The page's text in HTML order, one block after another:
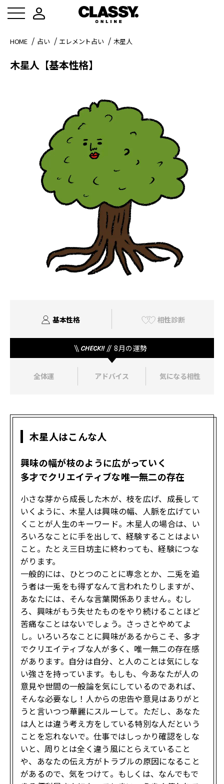
HOME 占い エレメント占い 木星人
木星人【基本性格】
基本性格 相性診断
8月の運勢
全体運 アドバイス 気になる相性
木星人はこんな人
興味の幅が枝のように広がっていく
多才でクリエイティブな唯一無二の存在
小さな芽から成長した木が、枝を広げ、成長して
いくように、木星人は興味の幅、人脈を広げてい
くことが人生のキーワード。木星人の場合は、い
ろいろなことに手を出して、経験することはよい
こと。たとえ三日坊主に終わっても、経験につな
がります。
一般的には、ひとつのことに専念とか、二兎を追
う者は一兎をも得ずなんて言われたりしますが、
あなたには、そんな言葉関係ありません。むし
ろ、興味がもう失せたものをやり続けることほど
苦痛なことはないでしょう。さっさとやめてよ
し。いろいろなことに興味があるからこそ、多才
でクリエイティブな人が多く、唯一無二の存在感
があります。自分は自分、と人のことは気にしな
い強さを持っています。もしも、今あなたが人の
意見や世間の一般論を気にしているのであれば、
そんな必要なし！人からの忠告や意見はありがと
うと言いつつ華麗にスルーして。ただし、あなた
は人とは違う考え方をしている特別な人だという
ことを忘れないで。仕事ではしっかり確認をしな
いと、周りとは全く違う風にとらえていること
や、あなたの伝え方がトラブルの原因になること
があるので、気をつけて。もしくは、なんでもで